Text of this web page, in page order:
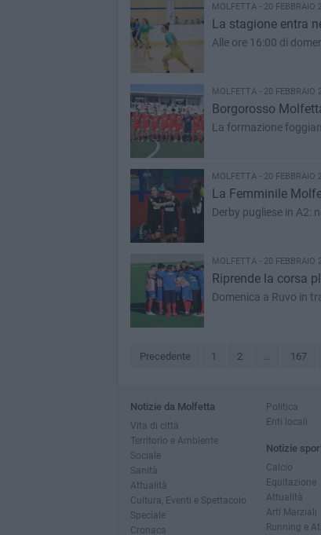
MOLFETTA - 20 FEBBRAIO
La stagione entra
Alle ore 16:00 di
MOLFETTA - 20 FEBBRAIO
Borgorosso
La formazione
MOLFETTA - 20 FEBBRAIO
La Femminile
Derby pugliese in A2:
MOLFETTA - 20 FEBBRAIO
Riprende la corsa
Domenica a Ruvo in
Precedente 1 2 ... 167
Notizie da Molfetta
Vita di città
Territorio e Ambiente
Sociale
Sanità
Attualità
Cultura, Eventi e Spettacolo
Speciale
Cronaca
Politica
Enti locali
Notizie
Calcio
Equitazione
Attualità
Arti Marziali
Running e